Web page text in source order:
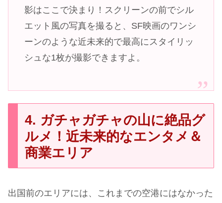
影はここで決まり！スクリーンの前でシル
エット風の写真を撮ると、SF映画のワンシ
ーンのような近未来的で最高にスタイリッ
シュな1枚が撮影できますよ。
4. ガチャガチャの山に絶品グ
ルメ！近未来的なエンタメ＆
商業エリア
出国前のエリアには、これまでの空港にはなかった